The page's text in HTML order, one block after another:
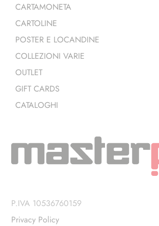
CARTAMONETA
CARTOLINE
POSTER E LOCANDINE
COLLEZIONI VARIE
OUTLET
GIFT CARDS
CATALOGHI
P.IVA 10536760159
Privacy Policy